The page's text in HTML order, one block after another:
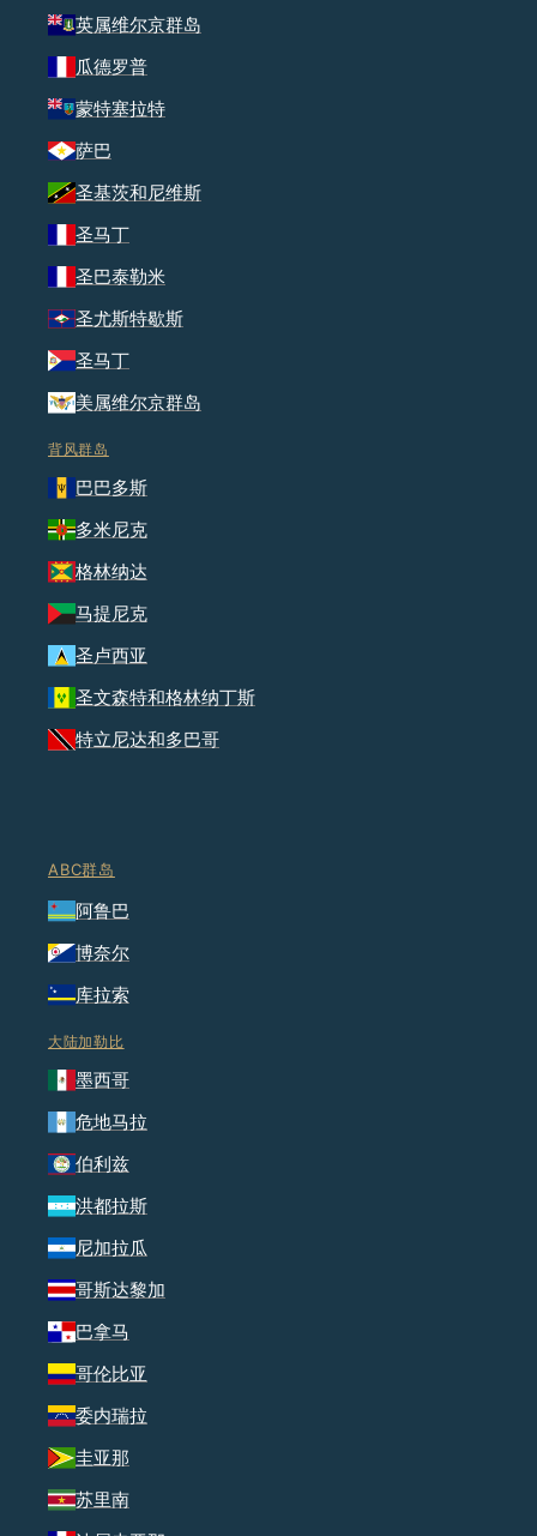
英属维尔京群岛
瓜德罗普
蒙特塞拉特
萨巴
圣基茨和尼维斯
圣马丁
圣巴泰勒米
圣尤斯特歇斯
圣马丁
美属维尔京群岛
背风群岛
巴巴多斯
多米尼克
格林纳达
马提尼克
圣卢西亚
圣文森特和格林纳丁斯
特立尼达和多巴哥
ABC群岛
阿鲁巴
博奈尔
库拉索
大陆加勒比
墨西哥
危地马拉
伯利兹
洪都拉斯
尼加拉瓜
哥斯达黎加
巴拿马
哥伦比亚
委内瑞拉
圭亚那
苏里南